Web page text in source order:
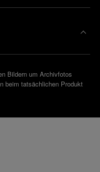
Bildern um Archivfotos
beim tatsächlichen Produkt